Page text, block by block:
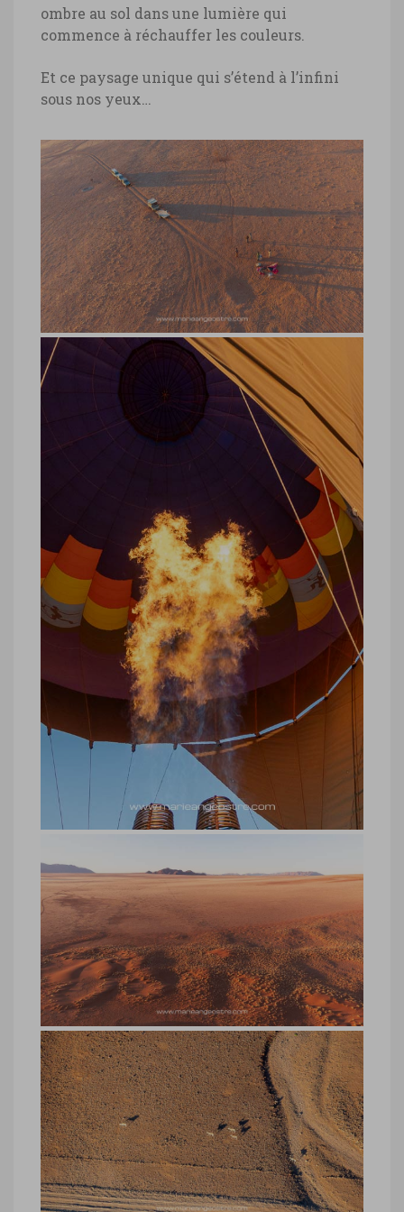
ombre au sol dans une lumière qui
commence à réchauffer les couleurs.
Et ce paysage unique qui s’étend à l’infini
sous nos yeux…
Désert du Namib, survol ballon ou
montgolfière en Namibie
Désert du Namib, survol ballon ou
montgolfière en Namibie © Marie-Ange
Désert du Namib, survol ballon ou
montgolfière en Namibie
Désert du Namib, survol ballon ou
montgolfière en Namibie
Désert du Namib, survol ballon ou
montgolfière en Namibie © Marie-Ange
Ostré